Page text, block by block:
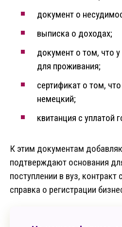
документ о
выписка о доходах;
документ о том, что
для проживания;
сертификат о том,
немецкий;
квитанция с уплатой
К этим документам
подтверждают основания
поступлении в вуз, контракт
справка о регистрации